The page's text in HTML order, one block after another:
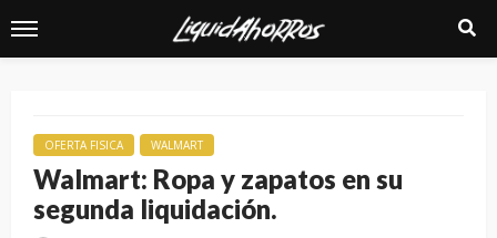
OFERTA FISICA WALMART
Walmart: Ropa y zapatos en su
segunda liquidación.